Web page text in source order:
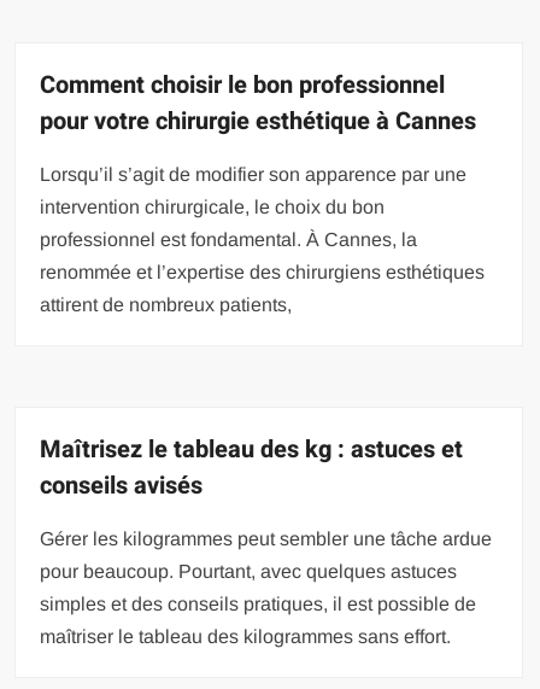
Comment choisir le bon professionnel
pour votre chirurgie esthétique à Cannes
Lorsqu’il s’agit de modifier son apparence par une
intervention chirurgicale, le choix du bon
professionnel est fondamental. À Cannes, la
renommée et l’expertise des chirurgiens esthétiques
attirent de nombreux patients,
Maîtrisez le tableau des kg : astuces et
conseils avisés
Gérer les kilogrammes peut sembler une tâche ardue
pour beaucoup. Pourtant, avec quelques astuces
simples et des conseils pratiques, il est possible de
maîtriser le tableau des kilogrammes sans effort.